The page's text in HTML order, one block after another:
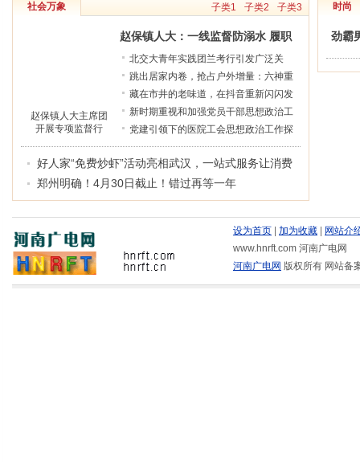
社会万象
赵保镇人大主席团
开展专项监督行
园餐“安全线”
赵保镇人大：一线监督防溺水 履职
尽责守平安
北交大青年实践团兰考行引发广泛关
注，青春力量绘就乡村振兴新图景
跳出居家内卷，抢占户外增量：六神重
塑驱蚊品类增长逻辑
藏在市井的老味道，在抖音重新闪闪发
光
新时期重视和加强党员干部思想政治工
作的思考
党建引领下的医院工会思想政治工作探
析
好人家“免费炒虾”活动亮相武汉，一站式服务让消费
者轻松吃龙虾
郑州明确！4月30日截止！错过再等一年
子类1 子类2 子类3 时尚
劲霸
日程
设为首页 加为收藏
网站介
www.hnrft.com 河南广电网
河南广电网 版权所有 网站备